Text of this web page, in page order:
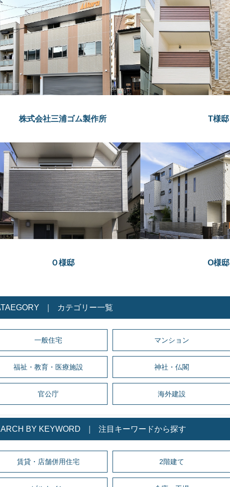
株式会社三浦ゴム製作所 T様邸
Ｏ様邸 O様邸
カテゴリー一覧
一般住宅 マンション
福祉・教育・医療施設 神社・仏閣
官公庁 海外建設
BY KEYWORD 注目キーワードから探す
賃貸・店舗併用住宅 2階建て